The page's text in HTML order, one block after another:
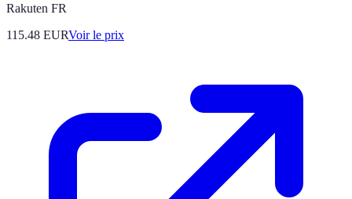
Rakuten FR
115.48 EURVoir le prix